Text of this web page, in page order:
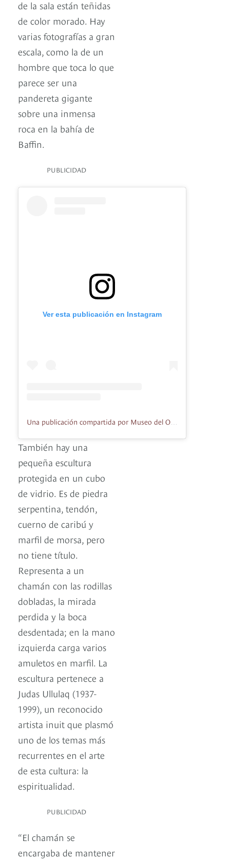
de la sala están teñidas
de color morado. Hay
varias fotografías a gran
escala, como la de un
hombre que toca lo que
parece ser una
pandereta gigante
sobre una inmensa
roca en la bahía de
Baffin.
PUBLICIDAD
Ver esta publicación en Instagram
También hay una
pequeña escultura
protegida en un cubo
de vidrio. Es de piedra
serpentina, tendón,
cuerno de caribú y
marfil de morsa, pero
no tiene título.
Representa a un
chamán con las rodillas
dobladas, la mirada
perdida y la boca
desdentada; en la mano
izquierda carga varios
amuletos en marfil. La
escultura pertenece a
Judas Ullulaq (1937-
1999), un reconocido
artista inuit que plasmó
uno de los temas más
recurrentes en el arte
de esta cultura: la
espiritualidad.
PUBLICIDAD
“El chamán se
encargaba de mantener